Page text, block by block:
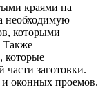
краями на
необходимую
которыми
Также
которые
части заготовки.
оконных проемов.